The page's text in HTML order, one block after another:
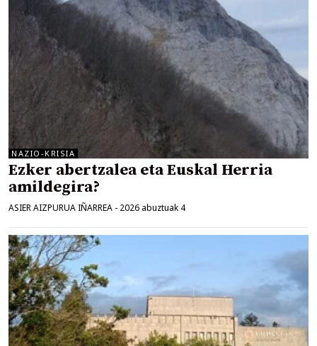
NAZIO-KRISIA
Ezker abertzalea eta Euskal Herria
amildegira?
ASIER AIZPURUA IÑARREA - 2026 abuztuak 4